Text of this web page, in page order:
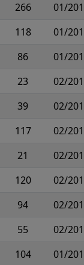
266
01/
118
01/
86
01/
23
02/
39
02/
117
02/
21
02/
120
02/
94
02/
55
02/
104
01/